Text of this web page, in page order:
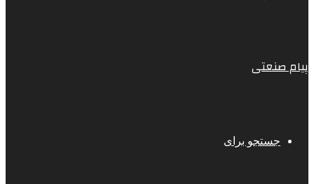
پیام صنعتی
جستجو برای